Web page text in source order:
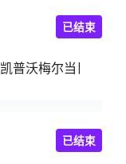
凯普沃梅尔当日
已结束
已结束